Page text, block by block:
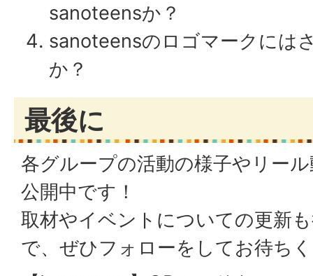
sanoteensか？
sanoteensのロゴマークには
か？
最後に
各グループの活動の様子やリー
公開中です！
取材やイベントについての更新
で、ぜひフォローをしてお待ち